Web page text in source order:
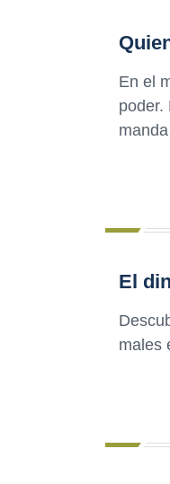
En el
poder.
manda
El
males